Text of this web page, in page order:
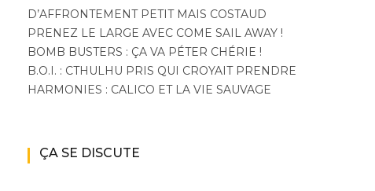
D’AFFRONTEMENT PETIT MAIS COSTAUD
PRENEZ LE LARGE AVEC COME SAIL AWAY !
BOMB BUSTERS : ÇA VA PÉTER CHÉRIE !
B.O.I. : CTHULHU PRIS QUI CROYAIT PRENDRE
HARMONIES : CALICO ET LA VIE SAUVAGE
ÇA SE DISCUTE